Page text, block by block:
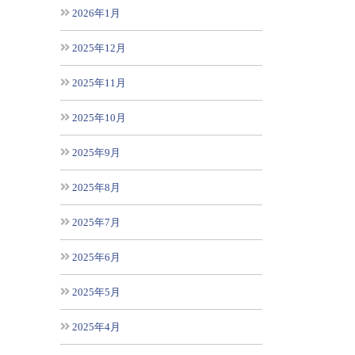
2026年1月
2025年12月
2025年11月
2025年10月
2025年9月
2025年8月
2025年7月
2025年6月
2025年5月
2025年4月